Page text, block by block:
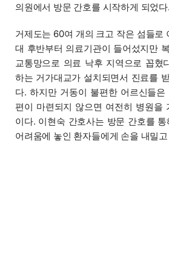
의원에서 방문 간호를 시작하게 되었다.
거제도는 60여 개의 크고 작은 섬들로
대 후반부터 의료기관이 들어섰지만
교통망으로 의료 낙후 지역으로 꼽혔
하는 거가대교가 설치되면서 진료를
다. 하지만 거동이 불편한 어르신들
편이 마련되지 않으면 여전히 병원을
이다. 이현숙 간호사는 방문 간호를
어려움에 놓인 환자들에게 손을 내밀